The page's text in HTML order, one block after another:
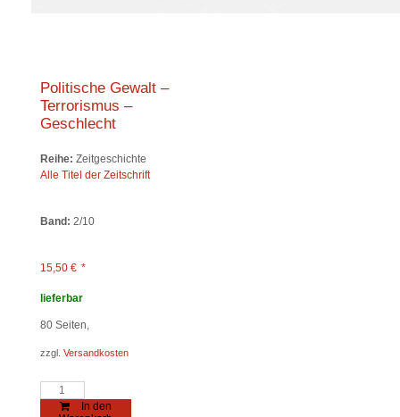
Politische Gewalt –
Terrorismus –
Geschlecht
Reihe: Zeitgeschichte
Alle Titel der Zeitschrift
Band: 2/10
15,50 € *
lieferbar
80 Seiten,
zzgl. Versandkosten
Politische
Gewalt
In den